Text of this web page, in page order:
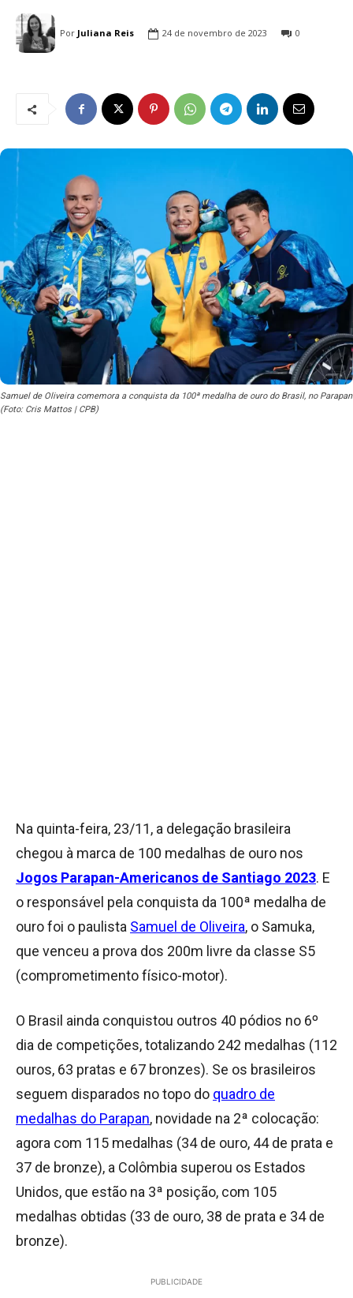
Por Juliana Reis 24 de novembro de 2023 0
Samuel de Oliveira comemora a conquista da 100ª medalha de ouro do Brasil, no Parapan
(Foto: Cris Mattos | CPB)
Na quinta-feira, 23/11, a delegação brasileira
chegou à marca de 100 medalhas de ouro nos
Jogos Parapan-Americanos de Santiago 2023. E
o responsável pela conquista da 100ª medalha de
ouro foi o paulista Samuel de Oliveira, o Samuka,
que venceu a prova dos 200m livre da classe S5
(comprometimento físico-motor).
O Brasil ainda conquistou outros 40 pódios no 6º
dia de competições, totalizando 242 medalhas (112
ouros, 63 pratas e 67 bronzes). Se os brasileiros
seguem disparados no topo do quadro de
medalhas do Parapan, novidade na 2ª colocação:
agora com 115 medalhas (34 de ouro, 44 de prata e
37 de bronze), a Colômbia superou os Estados
Unidos, que estão na 3ª posição, com 105
medalhas obtidas (33 de ouro, 38 de prata e 34 de
bronze).
PUBLICIDADE